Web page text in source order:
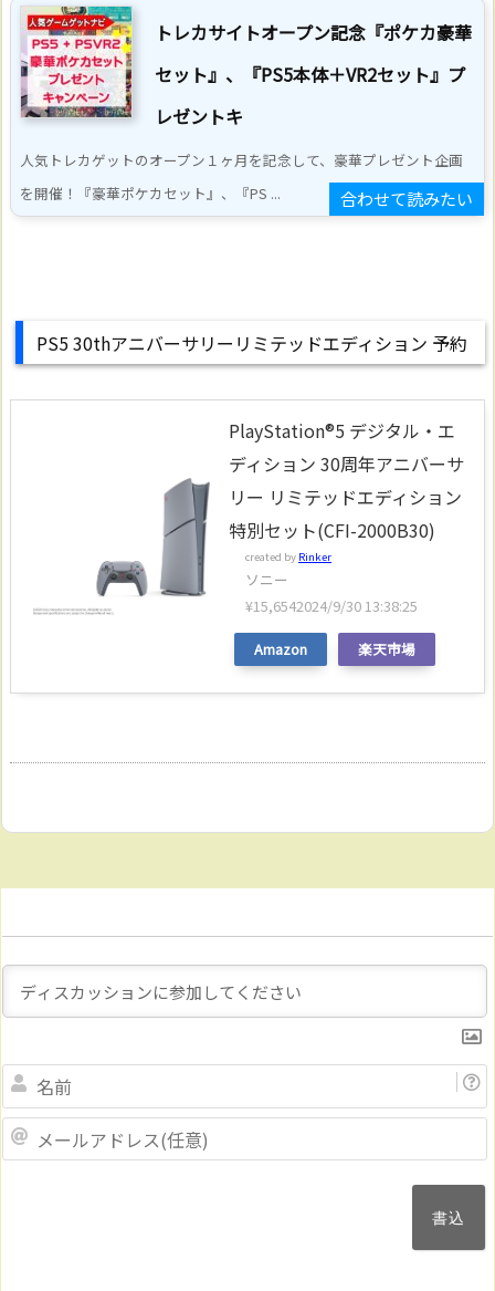
トレカサイトオープン記念『ポケカ豪華
セット』、『PS5本体＋VR2セット』プ
レゼントキ
人気トレカゲットのオープン１ヶ月を記念して、豪華プレゼント企画
を開催！『豪華ポケカセット』、『PS ...
PS5 30thアニバーサリーリミテッドエディション 予約
PlayStation®5 デジタル・エ
ディション 30周年アニバーサ
リー リミテッドエディション
特別セット(CFI-2000B30)
created by Rinker
ソニー
¥15,6542024/9/30 13:38:25
Amazon 楽天市場
Name